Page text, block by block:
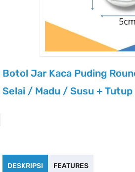
Botol Jar Kaca Puding
Selai / Madu / Susu + Tutup
DESKRIPSI FEATURES